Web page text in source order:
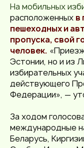
На мобильных
расположенных в
пешеходных и
пропуска, свой
человек.
Эстонии, но и из
избирательных
действующего
Федерации», —
За ходом
международные
Беларусь,